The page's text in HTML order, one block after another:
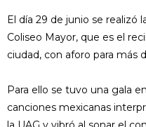
El día 29 de junio se realizó
Coliseo Mayor, que es el
ciudad, con aforo para más
Para ello se tuvo una gala
canciones mexicanas